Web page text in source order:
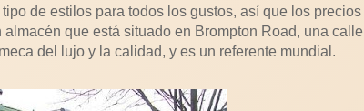
de estilos para todos los gustos, así que los precios
que está situado en Brompton Road, una calle
del lujo y la calidad, y es un referente mundial.